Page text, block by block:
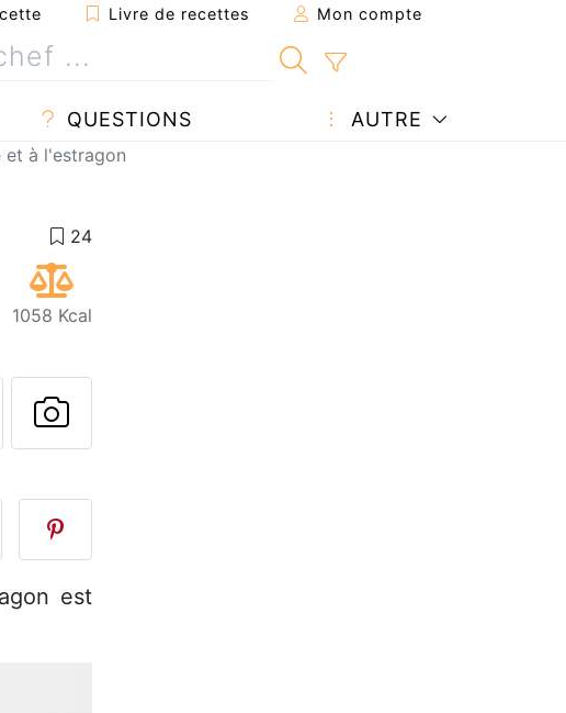
Livre de recettes Mon compte
QUESTIONS AUTRE
et à l'estragon
1058 Kcal
recette à un ami
cette page
Poser une question à l'auteur
Publier votre photo de cette
est